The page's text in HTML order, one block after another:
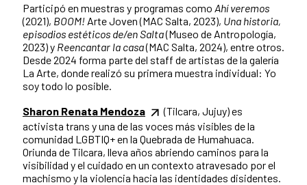
Participó en muestras y programas como Ahí veremos
(2021), BOOM! Arte Joven (MAC Salta, 2023), Una historia,
episodios estéticos de/en Salta(Museo de Antropología,
2023) y Reencantar la casa(MAC Salta, 2024), entre otros.
Desde 2024 forma parte del staff de artistas de la galería
La Arte, donde realizó su primera muestra individual: Yo
soy todo lo posible.
Sharon Renata Mendoza
(Tilcara, Jujuy) es
activista trans y una de las voces más visibles de la
comunidad LGBTIQ+ en la Quebrada de Humahuaca.
Oriunda de Tilcara, lleva años abriendo caminos para la
visibilidad y el cuidado en un contexto atravesado por el
machismo y la violencia hacia las identidades disidentes.